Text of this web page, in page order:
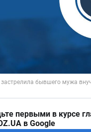
первыми в курсе
в Google